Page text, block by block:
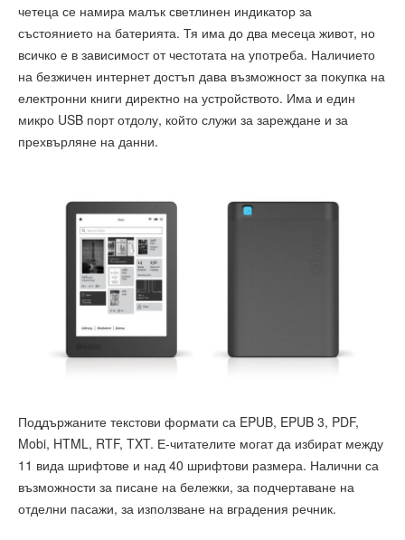
четеца се намира малък светлинен индикатор за
състоянието на батерията. Тя има до два месеца живот, но
всичко е в зависимост от честотата на употреба. Наличието
на безжичен интернет достъп дава възможност за покупка на
електронни книги директно на устройството. Има и един
микро USB порт отдолу, който служи за зареждане и за
прехвърляне на данни.
Поддържаните текстови формати са EPUB, EPUB 3, PDF,
Mobi, HTML, RTF, TXT. Е-читателите могат да избират между
11 вида шрифтове и над 40 шрифтови размера. Налични са
възможности за писане на бележки, за подчертаване на
отделни пасажи, за използване на вградения речник.